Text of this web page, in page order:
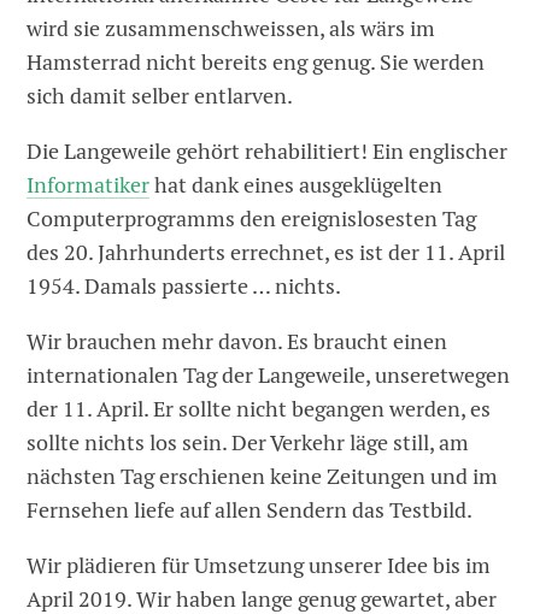
wird sie zusammenschweissen, als wärs im
Hamsterrad nicht bereits eng genug. Sie werden
sich damit selber entlarven.
Die Langeweile gehört rehabilitiert! Ein englischer
Informatikerhat dank eines ausgeklügelten
Computerprogramms den ereignislosesten Tag
des 20. Jahrhunderts errechnet, es ist der 11. April
1954. Damals passierte … nichts.
Wir brauchen mehr davon. Es braucht einen
internationalen Tag der Langeweile, unseretwegen
der 11. April. Er sollte nicht begangen werden, es
sollte nichts los sein. Der Verkehr läge still, am
nächsten Tag erschienen keine Zeitungen und im
Fernsehen liefe auf allen Sendern das Testbild.
Wir plädieren für Umsetzung unserer Idee bis im
April 2019. Wir haben lange genug gewartet, aber